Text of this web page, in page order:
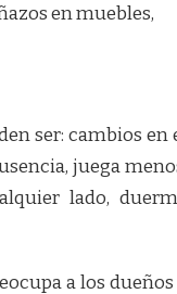
en muebles,
ser: cambios en
juega
lado,
a los dueños